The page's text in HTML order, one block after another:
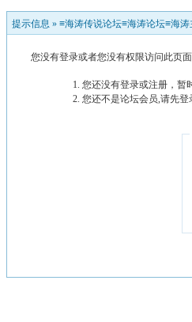
提示信息 » ≡海涛传说论坛≡海涛论坛≡海
您没有登录或者您没有权限访问此页
您还没有登录或注册，暂
您还不是论坛会员,请先登